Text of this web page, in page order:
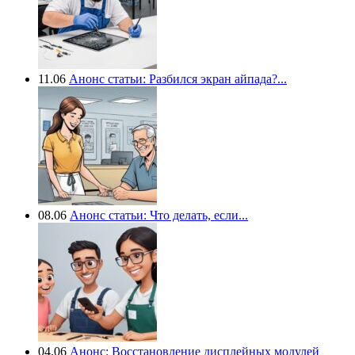
11.06 Анонс статьи: Разбился экран айпада?...
08.06 Анонс статьи: Что делать, если...
04.06 Анонс: Восстановление дисплейных модулей